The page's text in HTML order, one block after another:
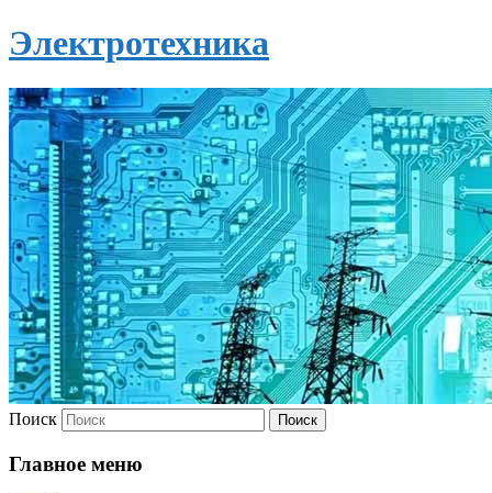
Электротехника
Поиск
Главное меню